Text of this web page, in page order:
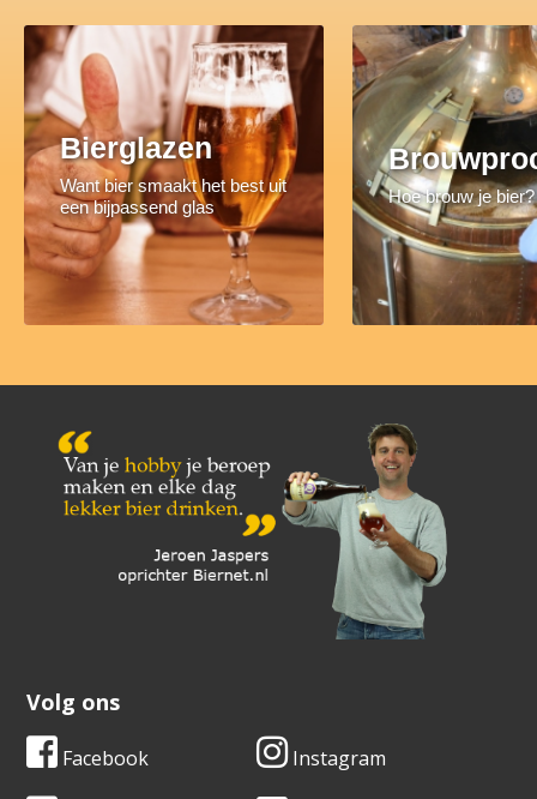
Bierglazen
Want bier smaakt het best uit
een bijpassend glas
Hoe brouw je bier?
Volg ons
Facebook Instagram